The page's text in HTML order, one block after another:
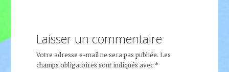
Laisser un commentaire
Votre adresse e-mail ne sera pas publiée. Les
champs obligatoires sont indiqués avec *